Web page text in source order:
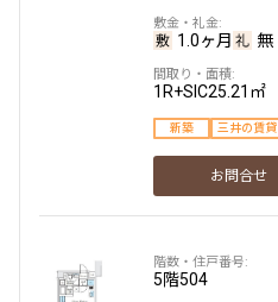
1.0ヶ月 無
1R+SIC25.21㎡
新築 三井の賃貸
お問合せ
5階504